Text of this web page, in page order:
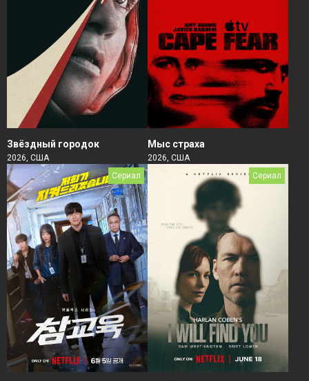
Звёздный городок
2026, США
Мыс страха
2026, США
Сериал
Сериал